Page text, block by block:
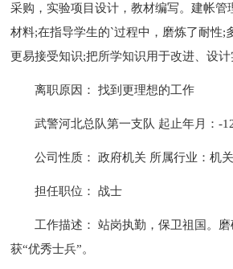
采购，实验项目设计，教材编写。建帐管
材料;在指导学生的`过程中，磨炼了耐性;
更易接受知识;把所学知识用于改进、设计
离职原因： 找到更理想的工作
武警河北总队第一支队 起止年月：-
公司性质： 政府机关 所属行业：机
担任职位： 战士
工作描述： 站岗执勤，保卫祖国。
获“优秀士兵”。